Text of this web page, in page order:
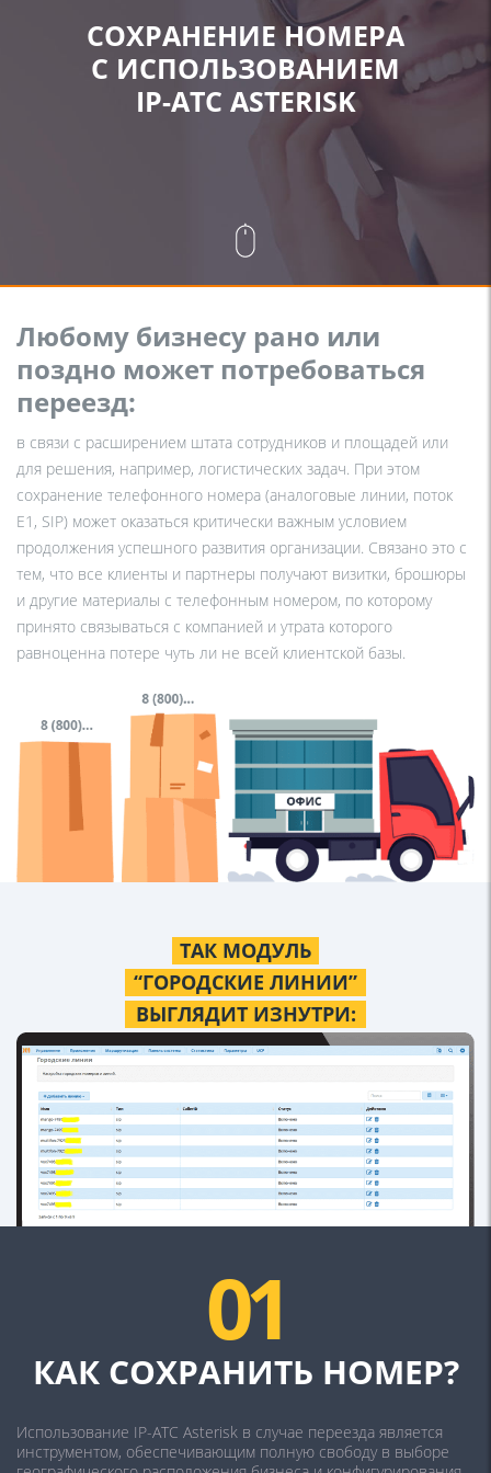
СОХРАНЕНИЕ НОМЕРА
С ИСПОЛЬЗОВАНИЕМ
IP-АТС ASTERISK
Любому бизнесу рано или
поздно может потребоваться
переезд:
в связи с расширением штата сотрудников и площадей или
для решения, например, логистических задач. При этом
сохранение телефонного номера (аналоговые линии, поток
Е1, SIP) может оказаться критически важным условием
продолжения успешного развития организации. Связано это с
тем, что все клиенты и партнеры получают визитки, брошюры
и другие материалы с телефонным номером, по которому
принято связываться с компанией и утрата которого
равноценна потере чуть ли не всей клиентской базы.
ТАК МОДУЛЬ
“ГОРОДСКИЕ ЛИНИИ”
ВЫГЛЯДИТ ИЗНУТРИ:
01
КАК СОХРАНИТЬ НОМЕР?
Использование IP-АТС Asterisk в случае переезда является
инструментом, обеспечивающим полную свободу в выборе